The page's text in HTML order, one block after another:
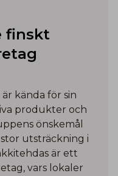
finskt
kända för sin
produkter och
önskemål
utsträckning i
är ett
vars lokaler